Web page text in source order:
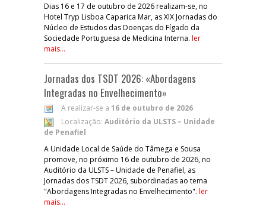
Dias 16 e 17 de outubro de 2026 realizam-se, no
Hotel Tryp Lisboa Caparica Mar, as XIX Jornadas do
Núcleo de Estudos das Doenças do Fígado da
Sociedade Portuguesa de Medicina Interna. ler
mais...
Jornadas dos TSDT 2026: «Abordagens
Integradas no Envelhecimento»
A realizar-se a 16 de outubro de 2026
Localização: Auditório da ULSTS – Unidade
de Penafiel
A Unidade Local de Saúde do Tâmega e Sousa
promove, no próximo 16 de outubro de 2026, no
Auditório da ULSTS – Unidade de Penafiel, as
Jornadas dos TSDT 2026, subordinadas ao tema
"Abordagens Integradas no Envelhecimento". ler
mais...